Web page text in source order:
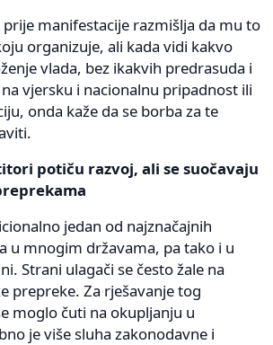
prije manifestacije razmišlja da mu to
organizuje, ali kada vidi kakvo
vlada, bez ikakvih predrasuda i
vjersku i nacionalnu pripadnost ili
onda kaže da se borba za te
potiču razvoj, ali se suočavaju
jedan od najznačajnih
u mnogim državama, pa tako i u
Strani ulagači se često žale na
prepreke. Za rješavanje tog
moglo čuti na okupljanju u
je više sluha zakonodavne i